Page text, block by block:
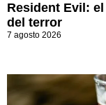
Resident Evil:
del terror
7 agosto 2026